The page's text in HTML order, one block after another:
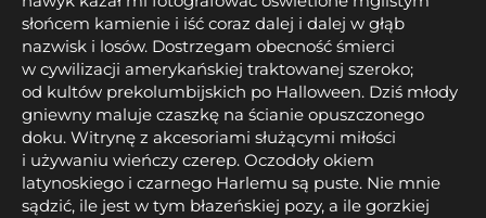
słońcem kamienie i iść coraz dalej i dalej w głąb
nazwisk i losów. Dostrzegam obecność śmierci
w cywilizacji amerykańskiej traktowanej szeroko;
od kultów prekolumbijskich po Halloween. Dziś młody
gniewny maluje czaszkę na ścianie opuszczonego
doku. Witrynę z akcesoriami służącymi miłości
i używaniu wieńczy czerep. Oczodoły okiem
latynoskiego i czarnego Harlemu są puste. Nie mnie
sądzić, ile jest w tym błazeńskiej pozy, a ile gorzkiej